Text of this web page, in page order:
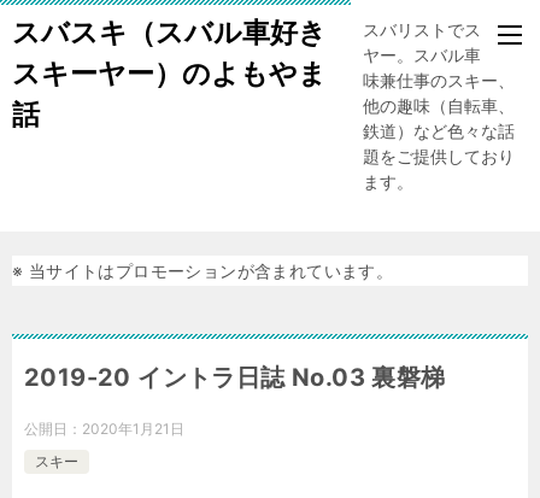
スバスキ（スバル車好き
スキーヤー）のよもやま
話
スバリストでスキー
ヤー。スバル車、趣
味兼仕事のスキー、
他の趣味（自転車、
鉄道）など色々な話
題をご提供しており
ます。
※ 当サイトはプロモーションが含まれています。
2019-20 イントラ日誌 No.03 裏磐梯
公開日： 2020年1月21日
スキー